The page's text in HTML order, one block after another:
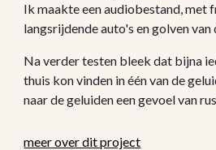
Ik maakte een audiobestand, met
langsrijdende auto's en golven van
Na verder testen bleek dat bijna
thuis kon vinden in één van de
naar de geluiden een gevoel van
meer over dit project